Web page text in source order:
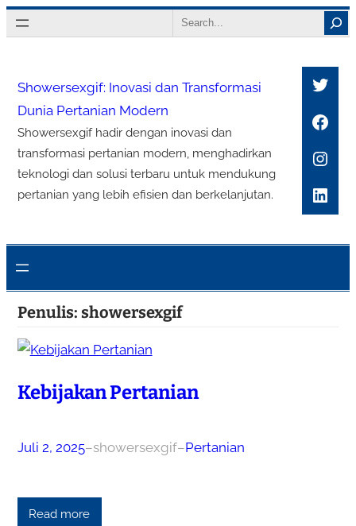
Lewati
ke
Search
Showersexgif: Inovasi dan Transformasi
Dunia Pertanian Modern
Showersexgif hadir dengan inovasi dan
transformasi pertanian modern, menghadirkan
teknologi dan solusi terbaru untuk mendukung
pertanian yang lebih efisien dan berkelanjutan.
Penulis: showersexgif
Kebijakan Pertanian
Juli 2, 2025–showersexgif–Pertanian
Read more